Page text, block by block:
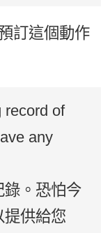
訂這個動作
record of
any
錄。恐怕今
提供給您